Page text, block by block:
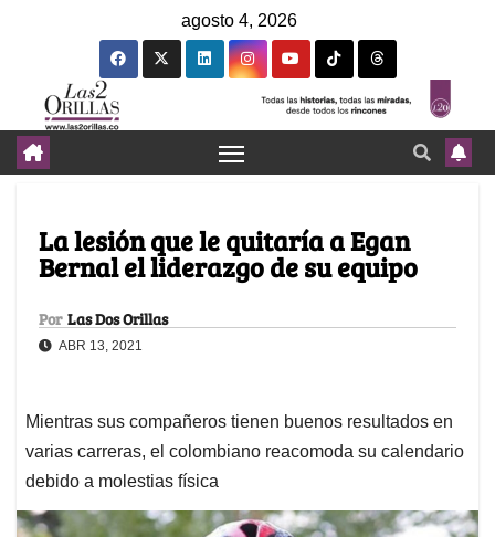
agosto 4, 2026
La lesión que le quitaría a Egan
Bernal el liderazgo de su equipo
Por Las Dos Orillas
ABR 13, 2021
Mientras sus compañeros tienen buenos resultados en
varias carreras, el colombiano reacomoda su calendario
debido a molestias física